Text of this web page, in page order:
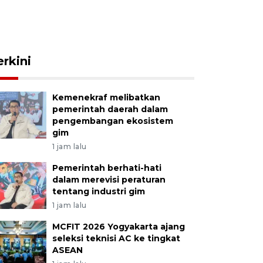
Kemenekraf melibatkan
pemerintah daerah dalam
pengembangan ekosistem
gim
1 jam lalu
Pemerintah berhati-hati
dalam merevisi peraturan
tentang industri gim
1 jam lalu
MCFIT 2026 Yogyakarta ajang
seleksi teknisi AC ke tingkat
ASEAN